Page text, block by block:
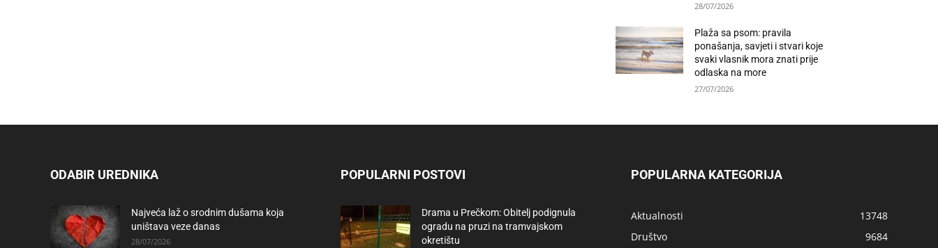
28/07/2026
Plaža sa psom: pravila
ponašanja, savjeti i stvari koje
svaki vlasnik mora znati prije
odlaska na more
27/07/2026
ODABIR UREDNIKA
Najveća laž o srodnim dušama koja
uništava veze danas
28/07/2026
POPULARNI POSTOVI
Drama u Prečkom: Obitelj podignula
ogradu na pruzi na tramvajskom
okretištu
POPULARNA KATEGORIJA
Aktualnosti
13748
Društvo
9684